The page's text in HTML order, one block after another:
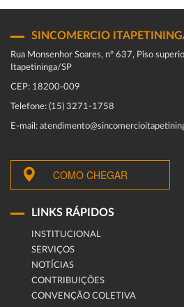
SINCOMERCIO
Rua Monsenhor Soares, nº 637, Piso
Itapetininga/SP
CEP: 18200-009
Telefone: (15) 3271-1758
E-mail:
COMO CHEGAR
LINKS RÁPIDOS
INSTITUCIONAL
SERVIÇOS
NOTÍCIAS
CONTRIBUIÇÕES
CONVENÇÃO COLETIVA